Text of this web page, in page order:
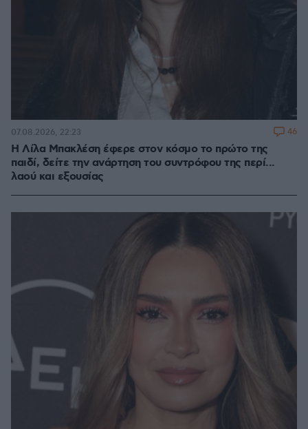
Η Λίλα Μπακλέση έφερε στον κόσμο το πρώτο της
παιδί, δείτε την ανάρτηση του συντρόφου της περί...
λαού και εξουσίας
07.08.2026, 22:23 46